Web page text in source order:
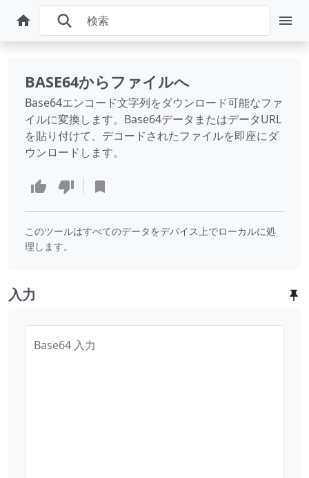
BASE64からファイルへ
Base64エンコード文字列をダウンロード可能なファ
イルに変換します。Base64データまたはデータURL
を貼り付けて、デコードされたファイルを即座にダ
ウンロードします。
このツールはすべてのデータをデバイス上でローカルに処
理します。
入力
Base64 入力